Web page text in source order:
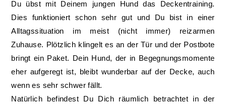
Du übst mit Deinem jungen Hund das Deckentraining.
Dies funktioniert schon sehr gut und Du bist in einer
Alltagssituation im meist (nicht immer) reizarmen
Zuhause. Plötzlich klingelt es an der Tür und der Postbote
bringt ein Paket. Dein Hund, der in Begegnungsmomente
eher aufgeregt ist, bleibt wunderbar auf der Decke, auch
wenn es sehr schwer fällt.
Natürlich befindest Du Dich räumlich betrachtet in der